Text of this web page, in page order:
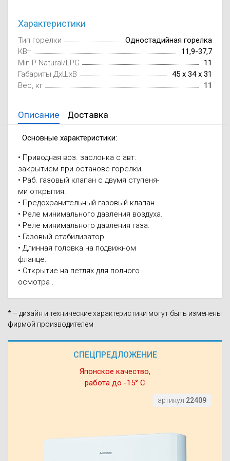
СПЕЦПРЕДЛОЖЕНИЕ
Японское качество,
работа до -15° С
артикул 22409
Характеристики
Тип горелки
Одностадийная горелка
КВт
11,9-37,7
Min P Natural/LPG
11
Габариты ДxШxВ
45 x 34 x 31
Вес, кг
11
Описание Доставка
Основные характеристики:
• Приводная воз. заслонка с авт.
закрытием при останове горелки.
• Раб. газовый клапан с двумя ступеня-
ми открытия.
• Предохранительный газовый клапан
• Реле минимального давления воздуха.
• Реле минимального давления газа.
• Газовый стабилизатор.
• Длинная головка на подвижном
фланце.
• Открытие на петлях для полного
осмотра .
* – дизайн и технические характеристики могут быть изменены
фирмой производителем
Wi-Fi модуля